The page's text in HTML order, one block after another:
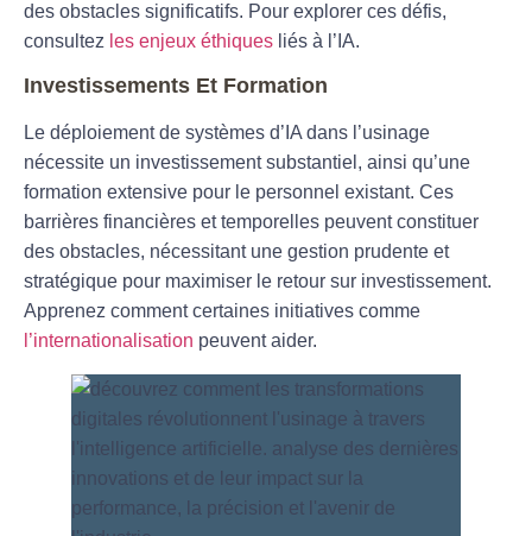
des obstacles significatifs. Pour explorer ces défis,
consultez les enjeux éthiques liés à l’IA.
Investissements Et Formation
Le déploiement de systèmes d’IA dans l’usinage
nécessite un investissement substantiel, ainsi qu’une
formation extensive pour le personnel existant. Ces
barrières financières et temporelles peuvent constituer
des obstacles, nécessitant une gestion prudente et
stratégique pour maximiser le retour sur investissement.
Apprenez comment certaines initiatives comme
l’internationalisation peuvent aider.